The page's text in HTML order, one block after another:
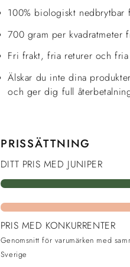
100% biologiskt nedbrytbar
700 gram per kvadratmeter
Fri frakt, fria returer och
Älskar du inte dina
och ger dig full
PRISSÄTTNING
DITT PRIS MED JUNIPER
PRIS MED KONKURRENTER
Genomsnitt för varumärken med
Sverige